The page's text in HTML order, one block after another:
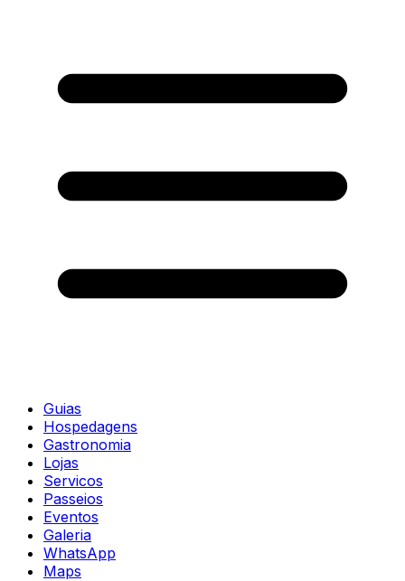
Guias
Hospedagens
Gastronomia
Lojas
Servicos
Passeios
Eventos
Galeria
WhatsApp
Maps